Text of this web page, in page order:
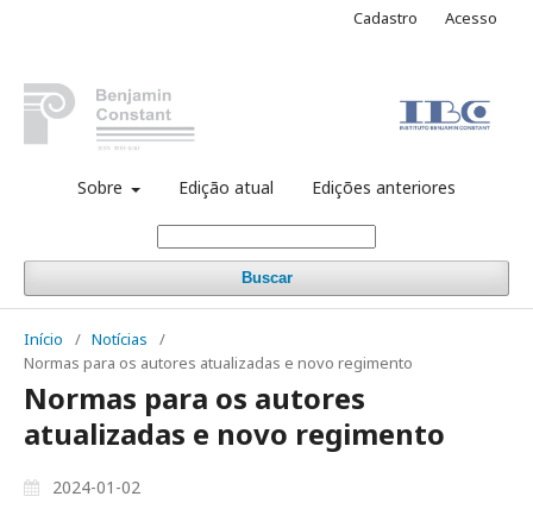
Sobre Edição atual Edições anteriores
Buscar
Cadastro Acesso
Início / Notícias
/
Normas para os autores atualizadas e novo regimento
Normas para os autores
atualizadas e novo regimento
2024-01-02